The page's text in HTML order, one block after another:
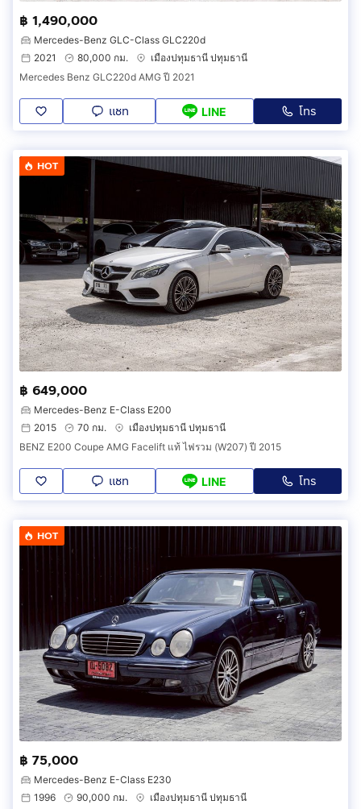
฿ 1,490,000
Mercedes-Benz GLC-Class GLC220d
2021
80,000 กม.
เมืองปทุมธานี ปทุมธานี
Mercedes Benz GLC220d AMG ปี 2021
แชท LINE โทร
HOT
฿ 649,000
Mercedes-Benz E-Class E200
2015
70 กม.
เมืองปทุมธานี ปทุมธานี
BENZ E200 Coupe AMG Facelift แท้ ไฟรวม (W207) ปี 2015
แชท LINE โทร
HOT
฿ 75,000
Mercedes-Benz E-Class E230
1996
90,000 กม.
เมืองปทุมธานี ปทุมธานี